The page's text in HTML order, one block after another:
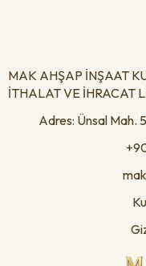
MAK AHŞAP İNŞAAT
İTHALAT VE İHRACAT
Adres: Ünsal Mah.